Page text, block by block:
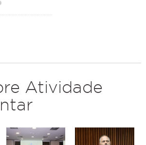
Atividade